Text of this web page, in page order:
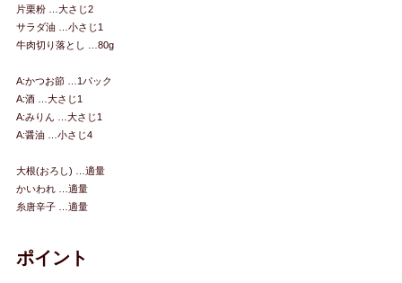
片栗粉 …大さじ2
サラダ油 …小さじ1
牛肉切り落とし …80g
A:かつお節 …1パック
A:酒 …大さじ1
A:みりん …大さじ1
A:醤油 …小さじ4
大根(おろし) …適量
かいわれ …適量
糸唐辛子 …適量
ポイント